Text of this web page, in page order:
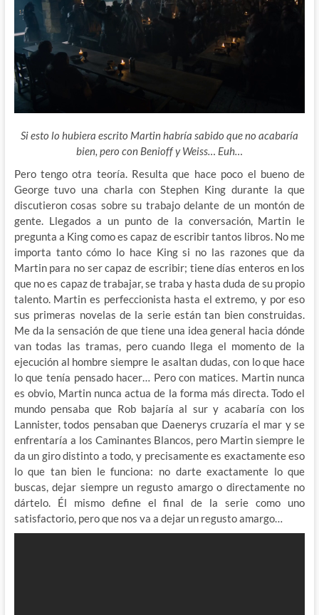
Si esto lo hubiera escrito Martin habría sabido que no acabaría
bien, pero con Benioff y Weiss… Euh…
Pero tengo otra teoría. Resulta que hace poco el bueno de
George tuvo una charla con Stephen King durante la que
discutieron cosas sobre su trabajo delante de un montón de
gente. Llegados a un punto de la conversación, Martin le
pregunta a King como es capaz de escribir tantos libros. No me
importa tanto cómo lo hace King si no las razones que da
Martin para no ser capaz de escribir; tiene días enteros en los
que no es capaz de trabajar, se traba y hasta duda de su propio
talento. Martin es perfeccionista hasta el extremo, y por eso
sus primeras novelas de la serie están tan bien construidas.
Me da la sensación de que tiene una idea general hacia dónde
van todas las tramas, pero cuando llega el momento de la
ejecución al hombre siempre le asaltan dudas, con lo que hace
lo que tenía pensado hacer… Pero con matices. Martin nunca
es obvio, Martin nunca actua de la forma más directa. Todo el
mundo pensaba que Rob bajaría al sur y acabaría con los
Lannister, todos pensaban que Daenerys cruzaría el mar y se
enfrentaría a los Caminantes Blancos, pero Martin siempre le
da un giro distinto a todo, y precisamente es exactamente eso
lo que tan bien le funciona: no darte exactamente lo que
buscas, dejar siempre un regusto amargo o directamente no
dártelo. Él mismo define el final de la serie como uno
satisfactorio, pero que nos va a dejar un regusto amargo…